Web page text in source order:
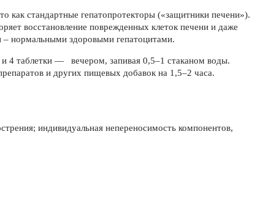
как стандартные гепатопротекторы («защитники печени»).
восстановление поврежденных клеток печени и даже
нормальными здоровыми гепатоцитами.
таблетки — вечером, запивая 0,5–1 стаканом воды.
и других пищевых добавок на 1,5–2 часа.
индивидуальная непереносимость компонентов,